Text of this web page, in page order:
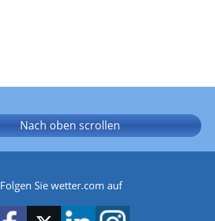
Nach oben scrollen
Folgen Sie wetter.com auf